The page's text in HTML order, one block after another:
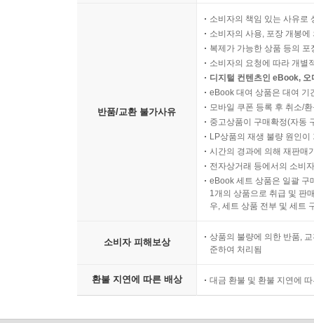
반품/교환 불가사유
소비자의 책임 있는 사유로
소비자의 사용, 포장 개봉
복제가 가능한 상품 등의
소비자의 요청에 따라 개별
디지털 컨텐츠인 eBook,
eBook 대여 상품은 대여 기
모바일 쿠폰 등록 후 취소/
중고상품이 구매확정(자동
LP상품의 재생 불량 원인
시간의 경과에 의해 재판매
전자상거래 등에서의 소비
eBook 세트 상품은 일괄 구
1개의 상품으로 취급 및 판
우, 세트 상품 전부 및 세트
소비자 피해보상
상품의 불량에 의한 반품,
준하여 처리됨
환불 지연에 따른 배상 대금 환불 및 환불 지연에